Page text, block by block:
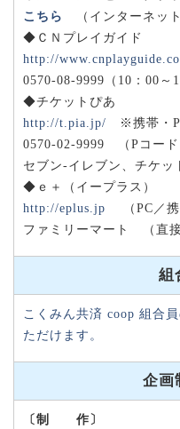
こちら
（インターネット
◆ＣＮプレイガイド
http://
0570-08-9999（10：00～
◆チケットぴあ
http://t.pia.jp/ ※携帯・
0570-02-9999 （Pコード
セブン-イレブン、チケッ
◆ｅ＋（イープラス）
http://eplus.jp （PC／携
ファミリーマート （直接
組
こくみん共済 coop 組合
ただけます。
企画
〔制 作〕